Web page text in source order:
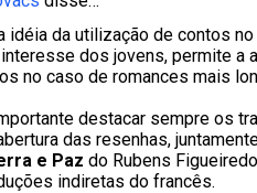
idéia da utilização de contos
dos jovens, permite a
no caso de romances mais
destacar sempre os
das resenhas,
e Paz do Rubens
indiretas do francês.